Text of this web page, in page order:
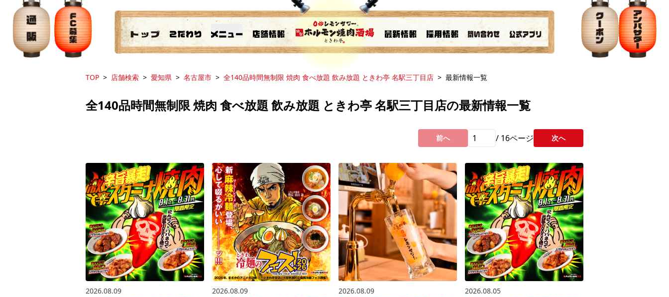
TOP 店舗検索 愛知県 名古屋市 全140品時間無制限 焼肉 食べ放題 飲み放題 ときわ亭 名駅三丁目店 最新情報一覧
全140品時間無制限 焼肉 食べ放題 飲み放題 ときわ亭 名駅三丁目店の最新情報一覧
前へ / 16ページ 次へ
2026.08.09 2026.08.09 2026.08.09 2026.08.05